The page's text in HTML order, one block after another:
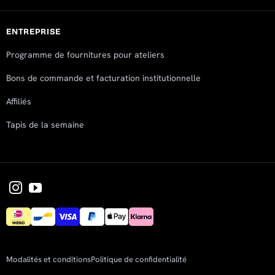
ENTREPRISE
Programme de fournitures pour ateliers
Bons de commande et facturation institutionnelle
Affiliés
Tapis de la semaine
Modalités et conditionsPolitique de confidentialité